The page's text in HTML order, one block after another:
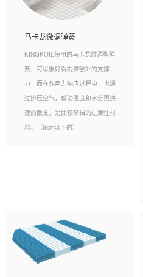
马卡龙微调弹簧
KINGKOIL使用的马卡龙微调型弹
簧，可以很好得提供额外的支撑
力，而在作用力响应过程中，也通
过挤压空气，帮助温度和水分更快
速的散发，是比较高档的过渡性材
料。（6cm以下的）